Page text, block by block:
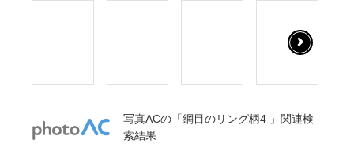
写真ACの「網目のリング柄4 」関連検
索結果